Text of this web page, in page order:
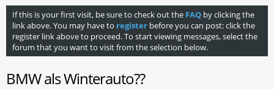
If this is your first visit, be sure to check out the FAQ by clicking the
link above. You may have to register before you can post: click the
register link above to proceed. To start viewing messages, select the
forum that you want to visit from the selection below.
BMW als Winterauto??